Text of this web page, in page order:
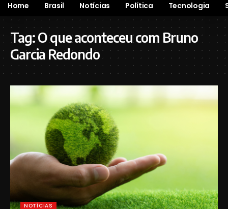
Home Brasil Notícias Política Tecnologia
Tag:O que aconteceu com Bruno
Garcia Redondo
NOTÍCIAS